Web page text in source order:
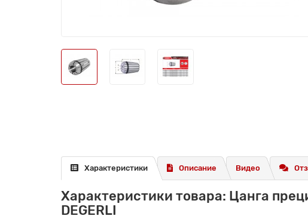
Характеристики Описание Видео
Характеристики товара: Цанга
DEGERLI